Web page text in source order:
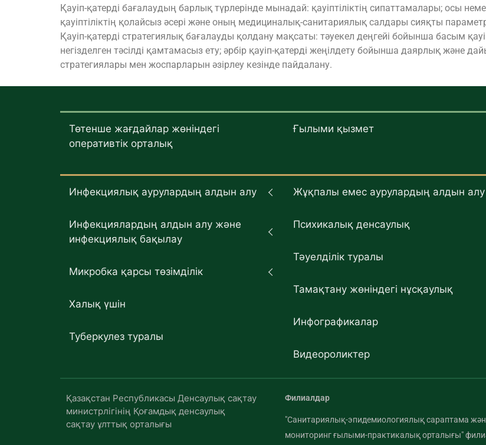
Қауіп-қатерді бағалаудың барлық түрлерінде мынадай: қауіптіліктің сипаттамалары; осы
қауіптіліктің қолайсыз әсері және оның медициналық-санитариялық салдары сияқты
Қауіп-қатерді стратегиялық бағалауды қолдану мақсаты: тәуекел деңгейі бойынша басым
негізделген тәсілді қамтамасыз ету; әрбір қауіп-қатерді жеңілдету бойынша даярлық және
стратегиялары мен жоспарларын әзірлеу кезінде пайдалану.
Төтенше жағдайлар жөніндегі
оперативтік орталық
Ғылыми қызмет
Инфекциялық аурулардың алдын алу
Инфекциялардың алдын алу және
инфекциялық бақылау
Микробка қарсы төзімділік
Халық үшін
Туберкулез туралы
Жұқпалы емес аурулардың алдын алу
Психикалық денсаулық
Тәуелділік туралы
Тамақтану жөніндегі нұсқаулық
Инфографикалар
Видеороликтер
Қазақстан Республикасы Денсаулық сақтау
министрлігінің Қоғамдық денсаулық
сақтау ұлттық орталығы
Филиалдар
"Санитариялық-эпидемиологиялық сараптама
мониторинг ғылыми-практикалық орталығы"